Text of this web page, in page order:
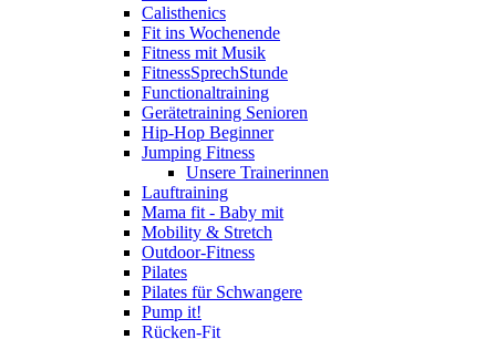
Calisthenics
Fit ins Wochenende
Fitness mit Musik
FitnessSprechStunde
Functionaltraining
Gerätetraining Senioren
Hip-Hop Beginner
Jumping Fitness
Unsere Trainerinnen
Lauftraining
Mama fit - Baby mit
Mobility & Stretch
Outdoor-Fitness
Pilates
Pilates für Schwangere
Pump it!
Rücken-Fit